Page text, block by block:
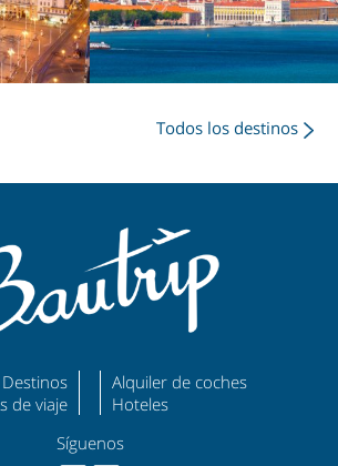
Todos los destinos
Destinos
de viaje
Alquiler de coches
Hoteles
Síguenos